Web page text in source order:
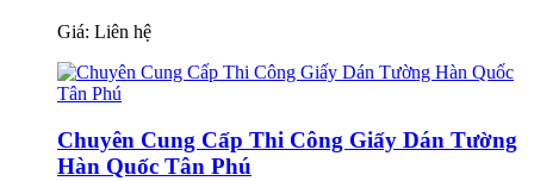
Giá: Liên hệ
Chuyên Cung Cấp Thi Công Giấy Dán Tường
Hàn Quốc Tân Phú